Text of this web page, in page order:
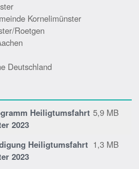
Kornelimünster
Roetgen
Deutschland
Heiligtumsfahrt
2023
5,9 MB
Heiligtumsfahrt
2023
1,3 MB